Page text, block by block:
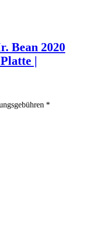
Bean 2020
|
*